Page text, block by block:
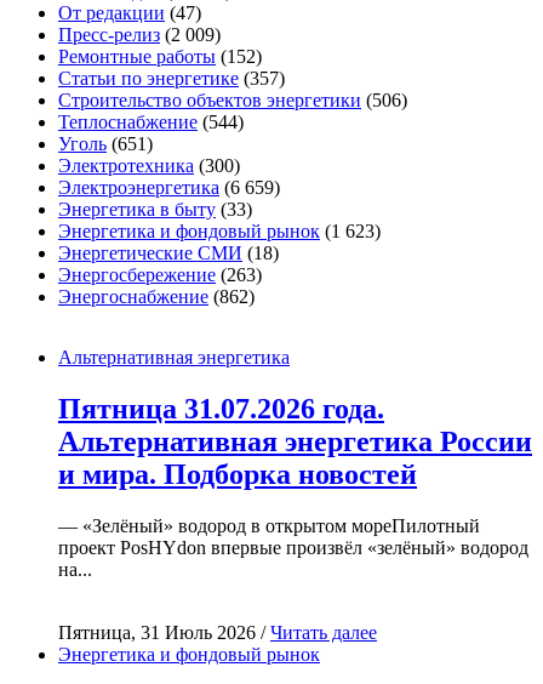
От редакции (47)
Пресс-релиз (2 009)
Ремонтные работы (152)
Статьи по энергетике (357)
Строительство объектов энергетики (506)
Теплоснабжение (544)
Уголь (651)
Электротехника (300)
Электроэнергетика (6 659)
Энергетика в быту (33)
Энергетика и фондовый рынок (1 623)
Энергетические СМИ (18)
Энергосбережение (263)
Энергоснабжение (862)
Альтернативная энергетика
Пятница 31.07.2026 года.
Альтернативная энергетика России
и мира. Подборка новостей
— «Зелёный» водород в открытом мореПилотный
проект PosHYdon впервые произвёл «зелёный» водород
на...
Пятница, 31 Июль 2026 /Читать далее
Энергетика и фондовый рынок